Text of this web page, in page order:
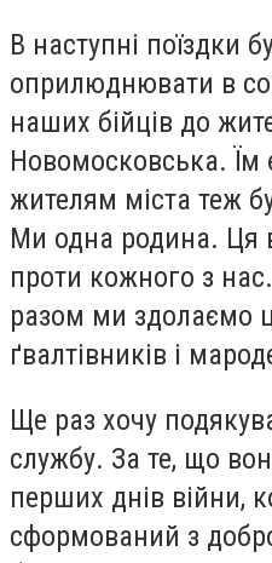
В наступні поїздки
оприлюднювати в
наших бійців до
Новомосковська.
жителям міста теж
Ми одна родина. Ця
проти кожного з
разом ми здолаємо
ґвалтівників і
Ще раз хочу
службу. За те, що
перших днів війни,
сформований з